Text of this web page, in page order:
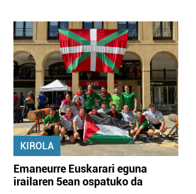
KIROLA
Emaneurre Euskarari eguna
irailaren 5ean ospatuko da